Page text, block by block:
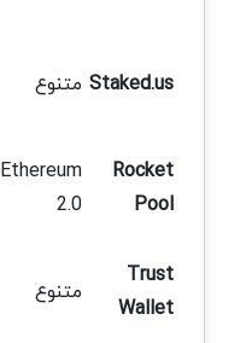
Staked.us متنوع
Rocket
Pool
Ethereum
2.0
Trust
Wallet
متنوع